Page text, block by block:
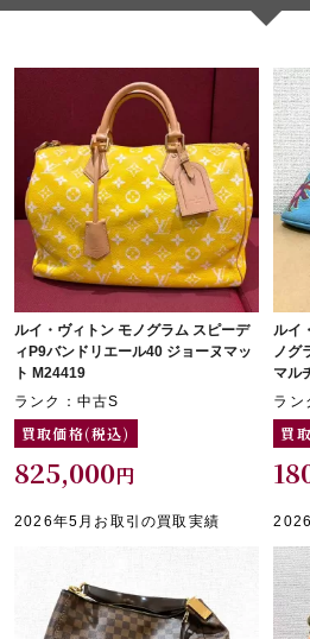
ルイ・ヴィトン モノグラム スピーデ
ィP9バンドリエール40 ジョーヌマッ
ト M24419
ランク：中古S
買取価格(税込)
825,000円
2026年5月お取引の買取実績
ルイ
ノグ
マル
ラン
買